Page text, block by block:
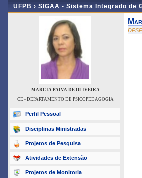
UFPB › SIGAA - Sistema Integrado de
MARCIA PAIVA DE OLIVEIRA
CE - DEPARTAMENTO DE PSICOPEDAGOGIA
Perfil Pessoal
Disciplinas Ministradas
Projetos de Pesquisa
Atividades de Extensão
Projetos de Monitoria